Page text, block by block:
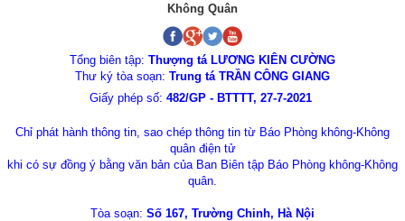
Không Quân
Tổng biên tập: Thượng tá LƯƠNG KIÊN CƯỜNG
Thư ký tòa soạn: Trung tá TRẦN CÔNG GIANG
Giấy phép số: 482/GP - BTTTT, 27-7-2021
Chỉ phát hành thông tin, sao chép thông tin từ Báo Phòng không-Không
quân điện tử
khi có sự đồng ý bằng văn bản của Ban Biên tập Báo Phòng không-Không
quân.
Tòa soạn: Số 167, Trường Chinh, Hà Nội